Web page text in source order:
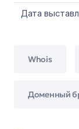
Дата
Whois
Доменный